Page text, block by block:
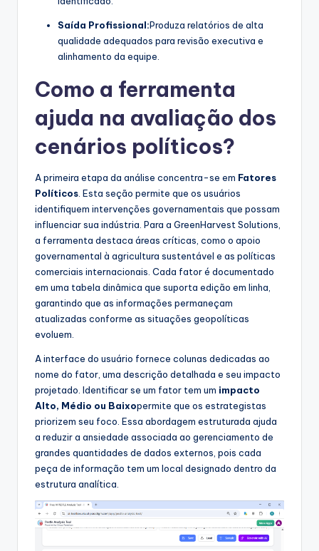
Saída Profissional:Produza relatórios de alta
qualidade adequados para revisão executiva e
alinhamento da equipe.
Como a ferramenta
ajuda na avaliação dos
cenários políticos?
A primeira etapa da análise concentra-se em Fatores
Políticos . Esta seção permite que os usuários
identifiquem intervenções governamentais que possam
influenciar sua indústria. Para a GreenHarvest Solutions,
a ferramenta destaca áreas críticas, como o apoio
governamental à agricultura sustentável e as políticas
comerciais internacionais. Cada fator é documentado
em uma tabela dinâmica que suporta edição em linha,
garantindo que as informações permaneçam
atualizadas conforme as situações geopolíticas
evoluem.
A interface do usuário fornece colunas dedicadas ao
nome do fator, uma descrição detalhada e seu impacto
projetado. Identificar se um fator tem um impacto
Alto, Médio ou Baixopermite que os estrategistas
priorizem seu foco. Essa abordagem estruturada ajuda
a reduzir a ansiedade associada ao gerenciamento de
grandes quantidades de dados externos, pois cada
peça de informação tem um local designado dentro da
estrutura analítica.